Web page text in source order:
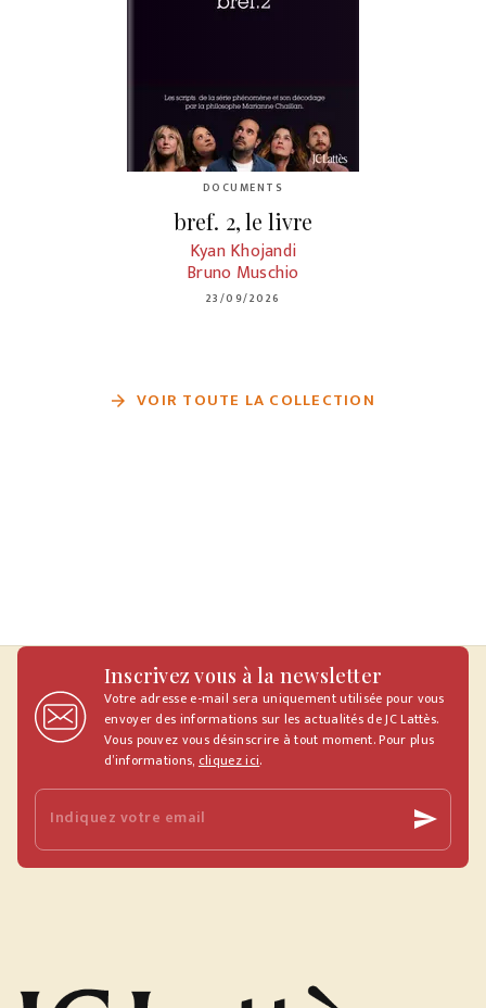
DOCUMENTS
bref. 2, le livre
Kyan Khojandi
Bruno Muschio
23/09/2026
arrow_forward VOIR TOUTE LA COLLECTION
Inscrivez vous à la newsletter
Votre adresse e-mail sera uniquement utilisée pour vous
envoyer des informations sur les actualités de JC Lattès.
Vous pouvez vous désinscrire à tout moment. Pour plus
d’informations, cliquez ici.
Indiquez votre email send